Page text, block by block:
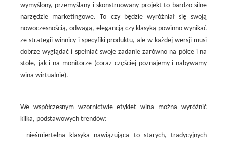
wymyślony, przemyślany i skonstruowany projekt to bardzo silne
narzędzie marketingowe. To czy będzie wyróżniał się swoją
nowoczesnością, odwagą, elegancją czy klasyką powinno wynikać
ze strategii winnicy i specyfiki produktu, ale w każdej wersji musi
dobrze wyglądać i spełniać swoje zadanie zarówno na półce i na
stole, jak i na monitorze (coraz częściej poznajemy i nabywamy
wina wirtualnie).
We współczesnym wzornictwie etykiet wina można wyróżnić
kilka, podstawowych trendów:
- nieśmiertelna klasyka nawiązująca to starych, tradycyjnych